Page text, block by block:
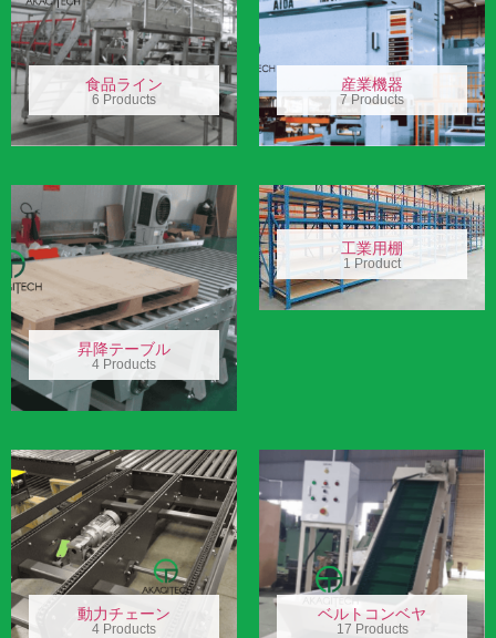
食品ライン
6 Products
産業機器
7 Products
昇降テーブル
4 Products
工業用棚
1 Product
動力チェーン
4 Products
ベルトコンベヤ
17 Products